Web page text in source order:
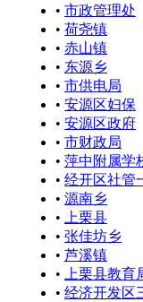
• 市政管理处
• 荷尧镇
• 赤山镇
• 东源乡
• 市供电局
• 安源区妇保
• 安源区政府
• 市财政局
• 萍中附属学
• 经开区社管
• 源南乡
•
上栗县
• 张佳坊乡
• 芦溪镇
•
上栗县教育
• 经济开发区